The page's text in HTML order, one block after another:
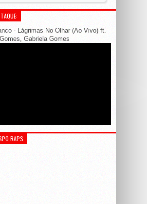
- Lágrimas No Olhar (Ao Vivo) ft.
Gabriela Gomes
RAPS